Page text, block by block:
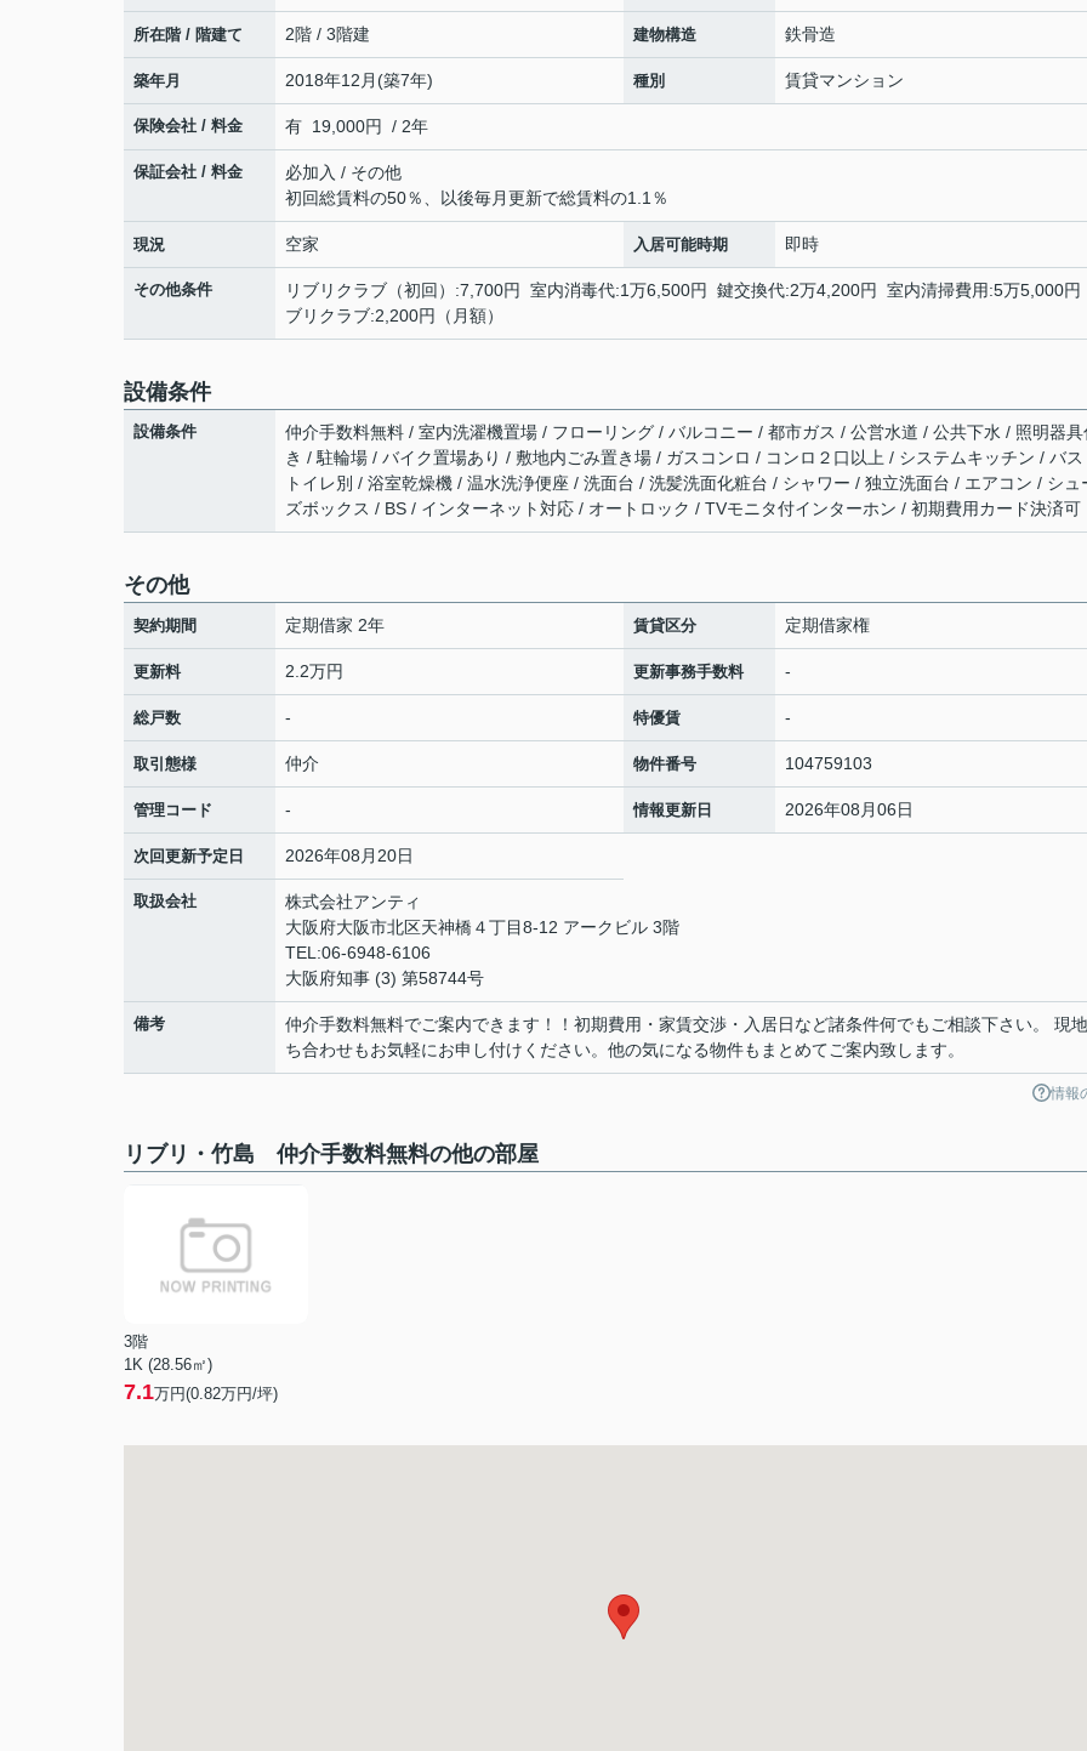
所在階 / 階建て 2階 / 3階建 建物構造 鉄骨造
築年月 2018年12月(築7年) 種別 賃貸マンション
保険会社 / 料金 有 19,000円 / 2年
保証会社 / 料金
必加入 / その他
初回総賃料の50％、以後毎月更新で総賃料の1.1％
現況 空家 入居可能時期 即時
その他条件
リブリクラブ（初回）:7,700円 室内消毒代:1万6,500円 鍵交換代:2万4,200円 室内清掃費用:5万5,000円
ブリクラブ:2,200円（月額）
設備条件
設備条件
仲介手数料無料 / 室内洗濯機置場 / フローリング / バルコニー / 都市ガス / 公営水道 / 公共下水 / 照明器具
き / 駐輪場 / バイク置場あり / 敷地内ごみ置き場 / ガスコンロ / コンロ２口以上 / システムキッチン / バス
トイレ別 / 浴室乾燥機 / 温水洗浄便座 / 洗面台 / 洗髪洗面化粧台 / シャワー / 独立洗面台 / エアコン / シュ
ズボックス / BS / インターネット対応 / オートロック / TVモニタ付インターホン / 初期費用カード決済可
その他
契約期間 定期借家 2年 賃貸区分 定期借家権
更新料 2.2万円 更新事務手数料 -
総戸数 - 特優賃 -
取引態様 仲介 物件番号 104759103
管理コード - 情報更新日 2026年08月06日
次回更新予定日 2026年08月20日
取扱会社
株式会社アンティ
大阪府大阪市北区天神橋４丁目8-12 アークビル 3階
TEL:06-6948-6106
大阪府知事 (3) 第58744号
備考
仲介手数料無料でご案内できます！！初期費用・家賃交渉・入居日など諸条件何でもご相談下さい。 現
ち合わせもお気軽にお申し付けください。他の気になる物件もまとめてご案内致します。
情報
リブリ・竹島 仲介手数料無料の他の部屋
3階
1K (28.56㎡)
7.1万円(0.82万円/坪)